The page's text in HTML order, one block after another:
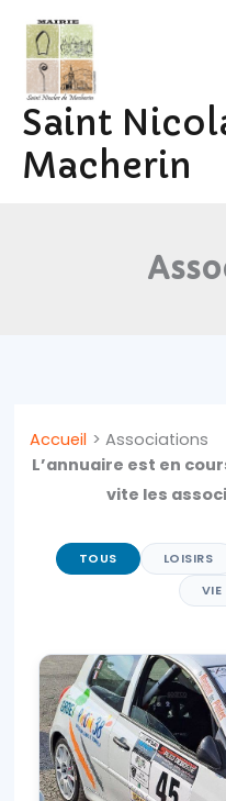
contenu
Saint
Macherin
Accueil
Associations
L’annuaire est en
vite les
TOUS LOISIRS
VIE